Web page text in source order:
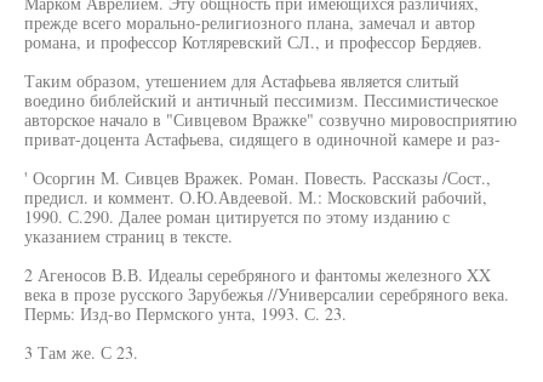
прежде всего морально-религиозного плана, замечал и автор
романа, и профессор Котляревский СЛ., и профессор Бердяев.
Таким образом, утешением для Астафьева является слитый
воедино библейский и античный пессимизм. Пессимистическое
авторское начало в "Сивцевом Вражке" созвучно мировосприятию
приват-доцента Астафьева, сидящего в одиночной камере и раз-
' Осоргин М. Сивцев Вражек. Роман. Повесть. Рассказы /Сост.,
предисл. и коммент. О.Ю.Авдеевой. М.: Московский рабочий,
1990. С.290. Далее роман цитируется по этому изданию с
указанием страниц в тексте.
2 Агеносов В.В. Идеалы серебряного и фантомы железного XX
века в прозе русского Зарубежья //Универсалии серебряного века.
Пермь: Изд-во Пермского унта, 1993. С. 23.
3 Там же. С 23.